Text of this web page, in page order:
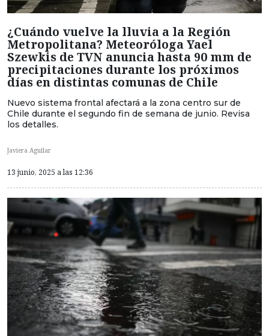
¿Cuándo vuelve la lluvia a la Región
Metropolitana? Meteoróloga Yael
Szewkis de TVN anuncia hasta 90 mm de
precipitaciones durante los próximos
días en distintas comunas de Chile
Nuevo sistema frontal afectará a la zona centro sur de
Chile durante el segundo fin de semana de junio. Revisa
los detalles.
Javiera Aguilar
13 junio, 2025 a las 12:36